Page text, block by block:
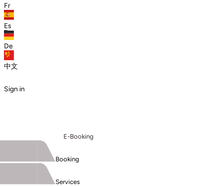
Fr
Es
De
中文
Sign in
E-Booking
Booking
Services